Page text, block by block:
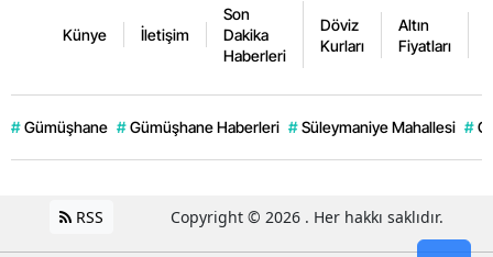
Nevşehir
Ordu
Sakarya
Künye İletişim
Son
Dakika
Haberleri
Döviz
Kurları
Altın
Fiyatları
# Gümüşhane # Gümüşhane Haberleri # Süleymaniye Mahallesi #
RSS Copyright © 2026 . Her hakkı saklıdır.